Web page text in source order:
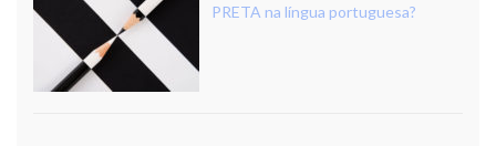
PRETA na língua portuguesa?